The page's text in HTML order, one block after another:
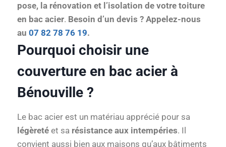
pose, la rénovation et l’isolation de votre toiture
en bac acier. Besoin d’un devis ? Appelez-nous
au 07 82 78 76 19.
Pourquoi choisir une
couverture en bac acier à
Bénouville ?
Le bac acier est un matériau apprécié pour sa
légèreté et sa résistance aux intempéries. Il
convient aussi bien aux maisons qu’aux bâtiments